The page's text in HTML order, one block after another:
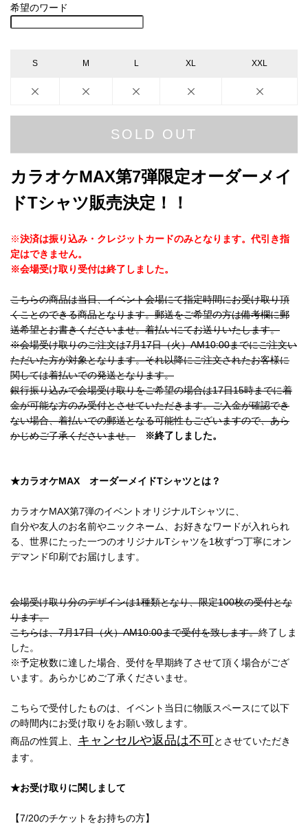
希望のワード
S M L XL XXL
SOLD OUT
カラオケMAX第7弾限定オーダーメイ
ドTシャツ販売決定！！
※決済は振り込み・クレジットカードのみとなります。代引き指
定はできません。
※会場受け取り受付は終了しました。
こちらの商品は当日、イベント会場にて指定時間にお受け取り頂
くことのできる商品となります。郵送をご希望の方は備考欄に郵
送希望とお書きくださいませ。着払いにてお送りいたします。
※会場受け取りのご注文は7月17日（火）AM10:00までにご注文い
ただいた方が対象となります。それ以降にご注文されたお客様に
関しては着払いでの発送となります。
銀行振り込みで会場受け取りをご希望の場合は17日15時までに着
金が可能な方のみ受付とさせていただきます。ご入金が確認でき
ない場合、着払いでの郵送となる可能性もございますので、あら
かじめご了承くださいませ。
※終了しました。
★カラオケMAX オーダーメイドTシャツとは？
カラオケMAX第7弾のイベントオリジナルTシャツに、
自分や友人のお名前やニックネーム、お好きなワードが入れられ
る、世界にたった一つのオリジナルTシャツを1枚ずつ丁寧にオン
デマンド印刷でお届けします。
会場受け取り分のデザインは1種類となり、限定100枚の受付とな
ります。
こちらは、7月17日（火）AM10:00まで受付を致します。終了しま
した。
※予定枚数に達した場合、受付を早期終了させて頂く場合がござ
います。あらかじめご了承くださいませ。
こちらで受付したものは、イベント当日に物販スペースにて以下
の時間内にお受け取りをお願い致します。
商品の性質上、 キャンセルや返品は不可とさせていただき
ます。
★お受け取りに関しまして
【7/20のチケットをお持ちの方】